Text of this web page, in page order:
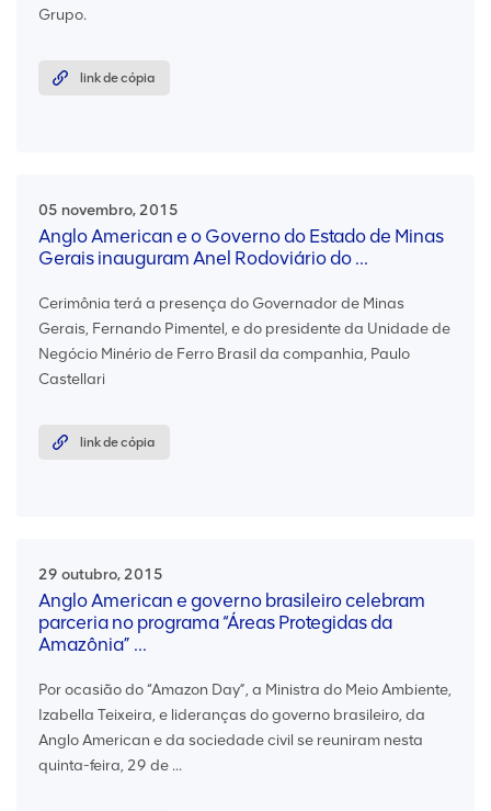
Grupo.
link de cópia
05 novembro, 2015
Anglo American e o Governo do Estado de Minas
Gerais inauguram Anel Rodoviário do ...
Cerimônia terá a presença do Governador de Minas
Gerais, Fernando Pimentel, e do presidente da Unidade de
Negócio Minério de Ferro Brasil da companhia, Paulo
Castellari
link de cópia
29 outubro, 2015
Anglo American e governo brasileiro celebram
parceria no programa “Áreas Protegidas da
Amazônia” ...
Por ocasião do “Amazon Day”, a Ministra do Meio Ambiente,
Izabella Teixeira, e lideranças do governo brasileiro, da
Anglo American e da sociedade civil se reuniram nesta
quinta-feira, 29 de ...